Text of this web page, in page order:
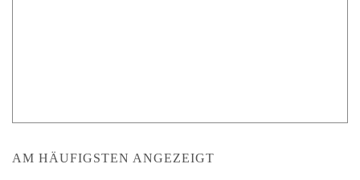
AM HÄUFIGSTEN ANGEZEIGT